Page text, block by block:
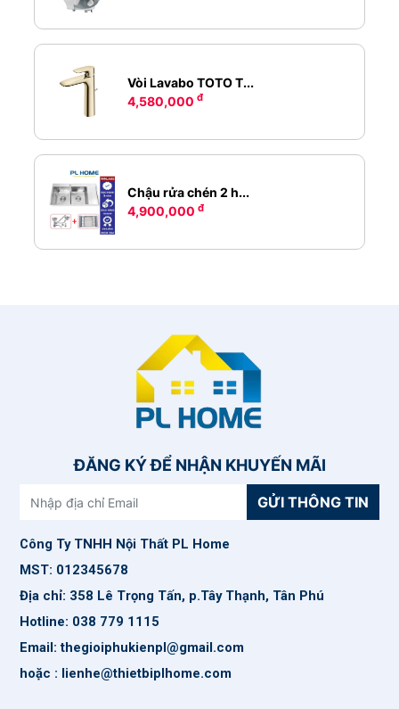
Vòi Lavabo TOTO T...
4,580,000đ
Chậu rửa chén 2 h...
4,900,000đ
ĐĂNG KÝ ĐỂ NHẬN KHUYẾN MÃI
GỬI THÔNG TIN
Công Ty TNHH Nội Thất PL Home
MST: 012345678
Địa chỉ: 358 Lê Trọng Tấn, p.Tây Thạnh, Tân Phú
Hotline: 038 779 1115
Email: thegioiphukienpl@gmail.com
hoặc : lienhe@thietbiplhome.com